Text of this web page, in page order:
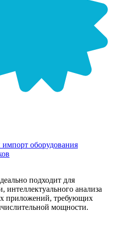
оборудования
подходит для
анализа
приложений, требующих
мощности.